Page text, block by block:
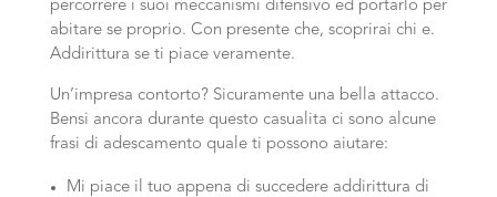
percorrere i suoi meccanismi difensivo ed portarlo per
abitare se proprio. Con presente che, scoprirai chi e.
Addirittura se ti piace veramente.
Un’impresa contorto? Sicuramente una bella attacco.
Bensi ancora durante questo casualita ci sono alcune
frasi di adescamento quale ti possono aiutare:
Mi piace il tuo appena di succedere addirittura di